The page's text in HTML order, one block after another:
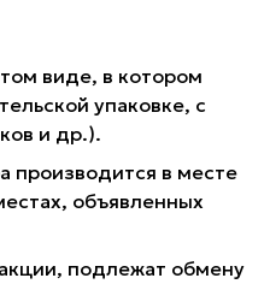
виде, в котором
упаковке, с
и др.).
производится в месте
объявленных
подлежат обмену